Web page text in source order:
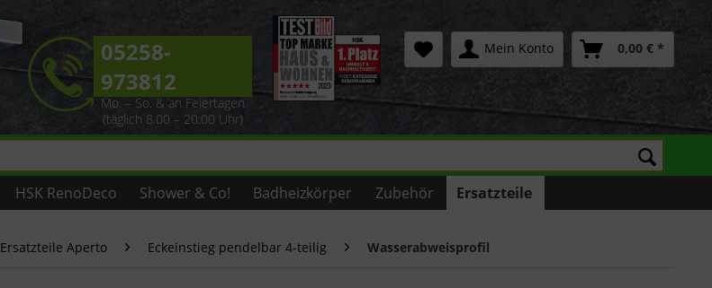
05258-
973812
Mo. – So. & an Feiertagen
(täglich 8.00 – 20.00 Uhr)
Mein Konto 0,00 € *
HSK RenoDeco Shower & Co! Badheizkörper Zubehör Ersatzteile
Ersatzteile Aperto Eckeinstieg pendelbar 4-teilig Wasserabweisprofil